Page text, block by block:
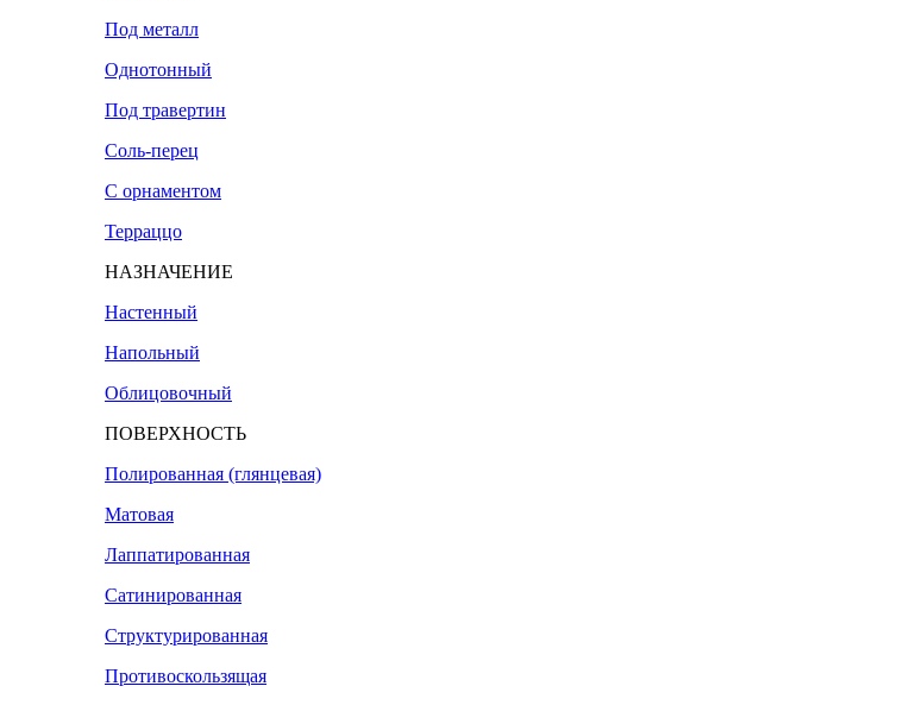
Под металл
Однотонный
Под травертин
Соль-перец
С орнаментом
Терраццо
НАЗНАЧЕНИЕ
Настенный
Напольный
Облицовочный
ПОВЕРХНОСТЬ
Полированная (глянцевая)
Матовая
Лаппатированная
Сатинированная
Структурированная
Противоскользящая